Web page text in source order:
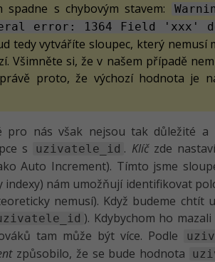
s chybovým stavem:
error: 1364 Field
tedy vytváříte sloupec, který nemusí
Všimněte si, že v našem případě
proto, že výchozí hodnota je
pro nás však nejsou tak důležité a
s
uzivatele_id . Klíčzde
Auto Increment). Tímto jsme
indexy) nám umožňují identifikovat
nemusí). Když budeme chtít
). Kdybychom ho
tam může být více. Podle
způsobilo, že se bude hodnota